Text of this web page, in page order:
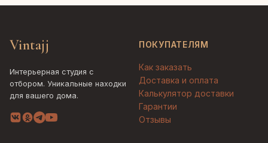
Vintajj
Интерьерная студия с
отбором. Уникальные находки
для вашего дома.
ПОКУПАТЕЛЯМ
Как заказать
Доставка и оплата
Калькулятор доставки
Гарантии
Отзывы